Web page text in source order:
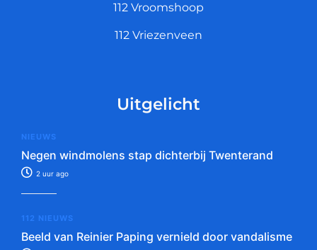
112 Vroomshoop
112 Vriezenveen
Uitgelicht
NIEUWS
Negen windmolens stap dichterbij Twenterand
2 uur ago
112 NIEUWS
Beeld van Reinier Paping vernield door vandalisme